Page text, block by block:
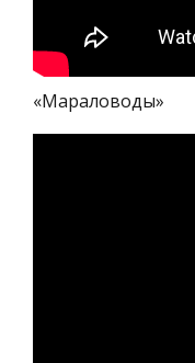
«Мараловоды»